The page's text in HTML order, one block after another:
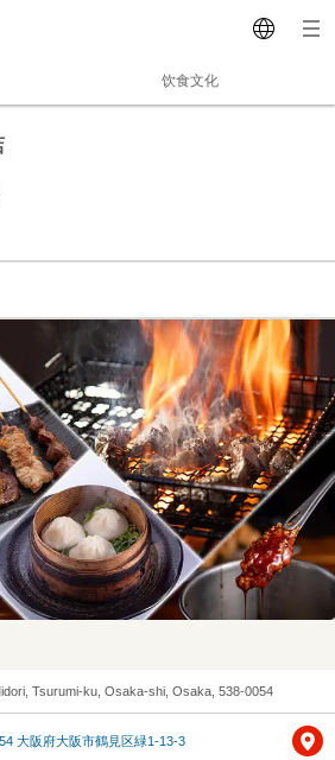
饮食文化
Tsurumi-ku, Osaka-shi, Osaka, 538-0054
大阪府大阪市鶴見区緑1-13-3